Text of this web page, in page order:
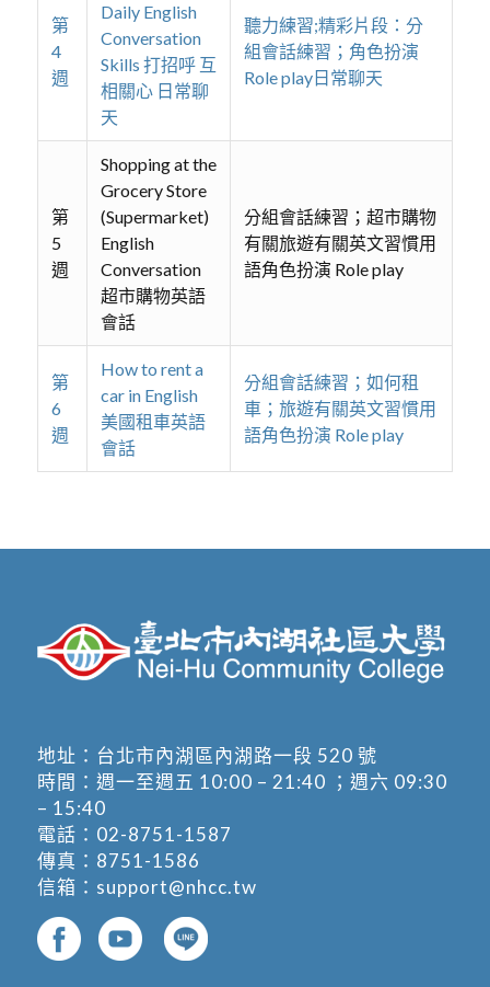
第
4
週
Daily English
Conversation
Skills 打招呼 互
相關心 日常聊
天
聽力練習;精彩片段：分
組會話練習；角色扮演
Role play日常聊天
第
5
週
Shopping at the
Grocery Store
(Supermarket)
English
Conversation
超市購物英語
會話
分組會話練習；超市購物
有關旅遊有關英文習慣用
語角色扮演 Role play
第
6
週
How to rent a
car in English
美國租車英語
會話
分組會話練習；如何租
車；旅遊有關英文習慣用
語角色扮演 Role play
地址： 台北市內湖區內湖路一段 520 號
時間：週一至週五 10:00 – 21:40 ；週六 09:30
– 15:40
電話： 02-8751-1587
傳真：8751-1586
信箱： support@nhcc.tw